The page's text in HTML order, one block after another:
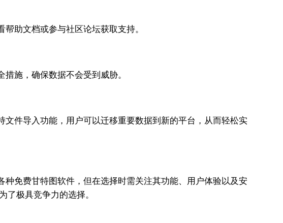
助文档或参与社区论坛获取支持。
施，确保数据不会受到威胁。
件导入功能，用户可以迁移重要数据到新的平台，从而轻松实
免费甘特图软件，但在选择时需关注其功能、用户体验以及安
极具竞争力的选择。